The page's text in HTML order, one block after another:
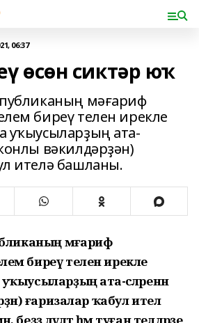
06:37
өсөн сиктәр юҡ
мәғариф
биреү телен ирекле
уҡыусыларҙың ата-
вәкилдәрҙән)
ителә башланы.
мәғариф
биреү телен ирекле
ата-әсәләренән
ғаризалар ҡабул ителә